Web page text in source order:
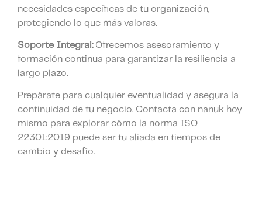
necesidades específicas de tu organización,
protegiendo lo que más valoras.
Soporte Integral:Ofrecemos asesoramiento y
formación continua para garantizar la resiliencia a
largo plazo.
Prepárate para cualquier eventualidad y asegura la
continuidad de tu negocio. Contacta con nanuk hoy
mismo para explorar cómo la norma ISO
22301:2019 puede ser tu aliada en tiempos de
cambio y desafío.